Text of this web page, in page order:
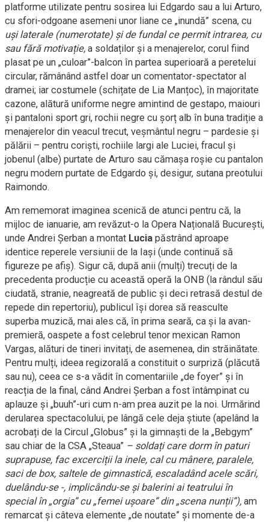
platforme utilizate pentru sosirea lui Edgardo sau a lui Arturo,
cu sfori-odgoane asemeni unor liane ce „inundă” scena, cu
uși laterale (numerotate) și de fundal ce permit intrarea, cu
sau fără motivație, a soldaților și a menajerelor, corul fiind
plasat pe un „culoar”-balcon în partea superioară a peretelui
circular, rămânând astfel doar un comentator-spectator al
dramei; iar costumele (schițate de Lia Manțoc), în majoritate
cazone, alătură uniforme negre amintind de gestapo, maiouri
și pantaloni sport gri, rochii negre cu șorț alb în buna tradiție a
menajerelor din veacul trecut, veșmântul negru – pardesie și
pălării – pentru coriști, rochiile largi ale Luciei, fracul și
jobenul (albe) purtate de Arturo sau cămașa roșie cu pantalon
negru modern purtate de Edgardo și, desigur, sutana preotului
Raimondo.
Am rememorat imaginea scenică de atunci pentru că, la
mijloc de ianuarie, am revăzut-o la Opera Națională București,
unde Andrei Șerban a montat Lucia păstrând aproape
identice reperele versiunii de la Iași (unde continuă să
figureze pe afiș). Sigur că, după anii (mulți) trecuți de la
precedenta producție cu această operă la ONB (la rândul său
ciudată, stranie, neagreată de public și deci retrasă destul de
repede din repertoriu), publicul își dorea să reasculte
superba muzică, mai ales că, în prima seară, ca și la avan-
premieră, oaspete a fost celebrul tenor mexican Ramon
Vargas, alături de tineri invitați, de asemenea, din străinătate.
Pentru mulți, ideea regizorală a constituit o surpriză (plăcută
sau nu), ceea ce s-a vădit în comentariile „de foyer” și în
reacția de la final, când Andrei Șerban a fost întâmpinat cu
aplauze și „buuh”-uri cum n-am prea auzit pe la noi. Urmărind
derularea spectacolului, pe lângă cele deja știute (apelând la
acrobați de la Circul „Globus” și la gimnaști de la „Bebgym”
sau chiar de la CSA „Steaua” – soldați care dorm în paturi
suprapuse, fac excerciții la inele, cal cu mânere, paralele,
saci de box, saltele de gimnastică, escaladând acele scări,
duelându-se -, implicându-se și balerini ai teatrului în
special în „orgia” cu „femei ușoare” din „scena nunții”), am
remarcat și câteva elemente „de noutate” și momente de-a